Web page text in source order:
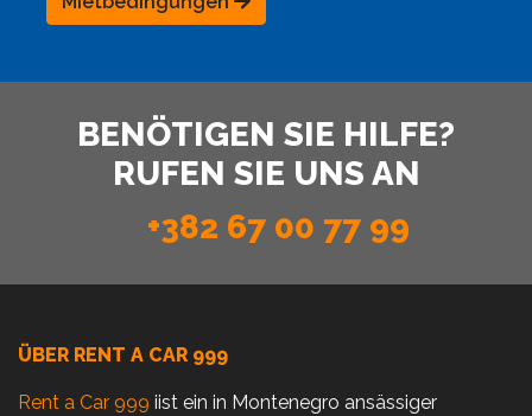
BENÖTIGEN SIE HILFE?
RUFEN SIE UNS AN
+382 67 00 77 99
ÜBER RENT A CAR 999
Rent a Car 999 iist ein in Montenegro ansässiger